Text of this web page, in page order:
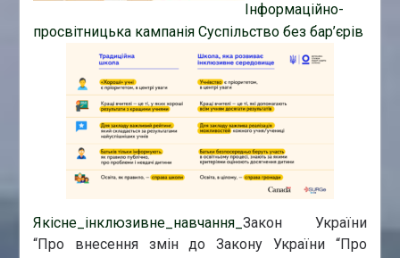
Інформаційно-
просвітницька кампанія Суспільство без бар’єрів
Якісне_інклюзивне_навчання_ Закон України
“Про внесення змін до Закону України “Про